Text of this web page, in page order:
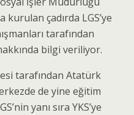
kurulan çadırda LGS’ye
tarafından
bilgi veriliyor.
tarafından Atatürk
de yine eğitim
yanı sıra YKS’ye